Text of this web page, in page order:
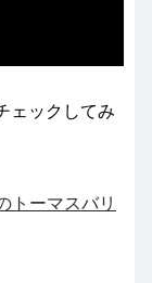
ェックしてみ
トーマスバリ